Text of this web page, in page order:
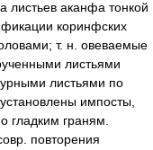
аканфа тонкой
коринфских
т. н. овеваемые
листьями
листьями по
импосты,
гладким граням.
повторения